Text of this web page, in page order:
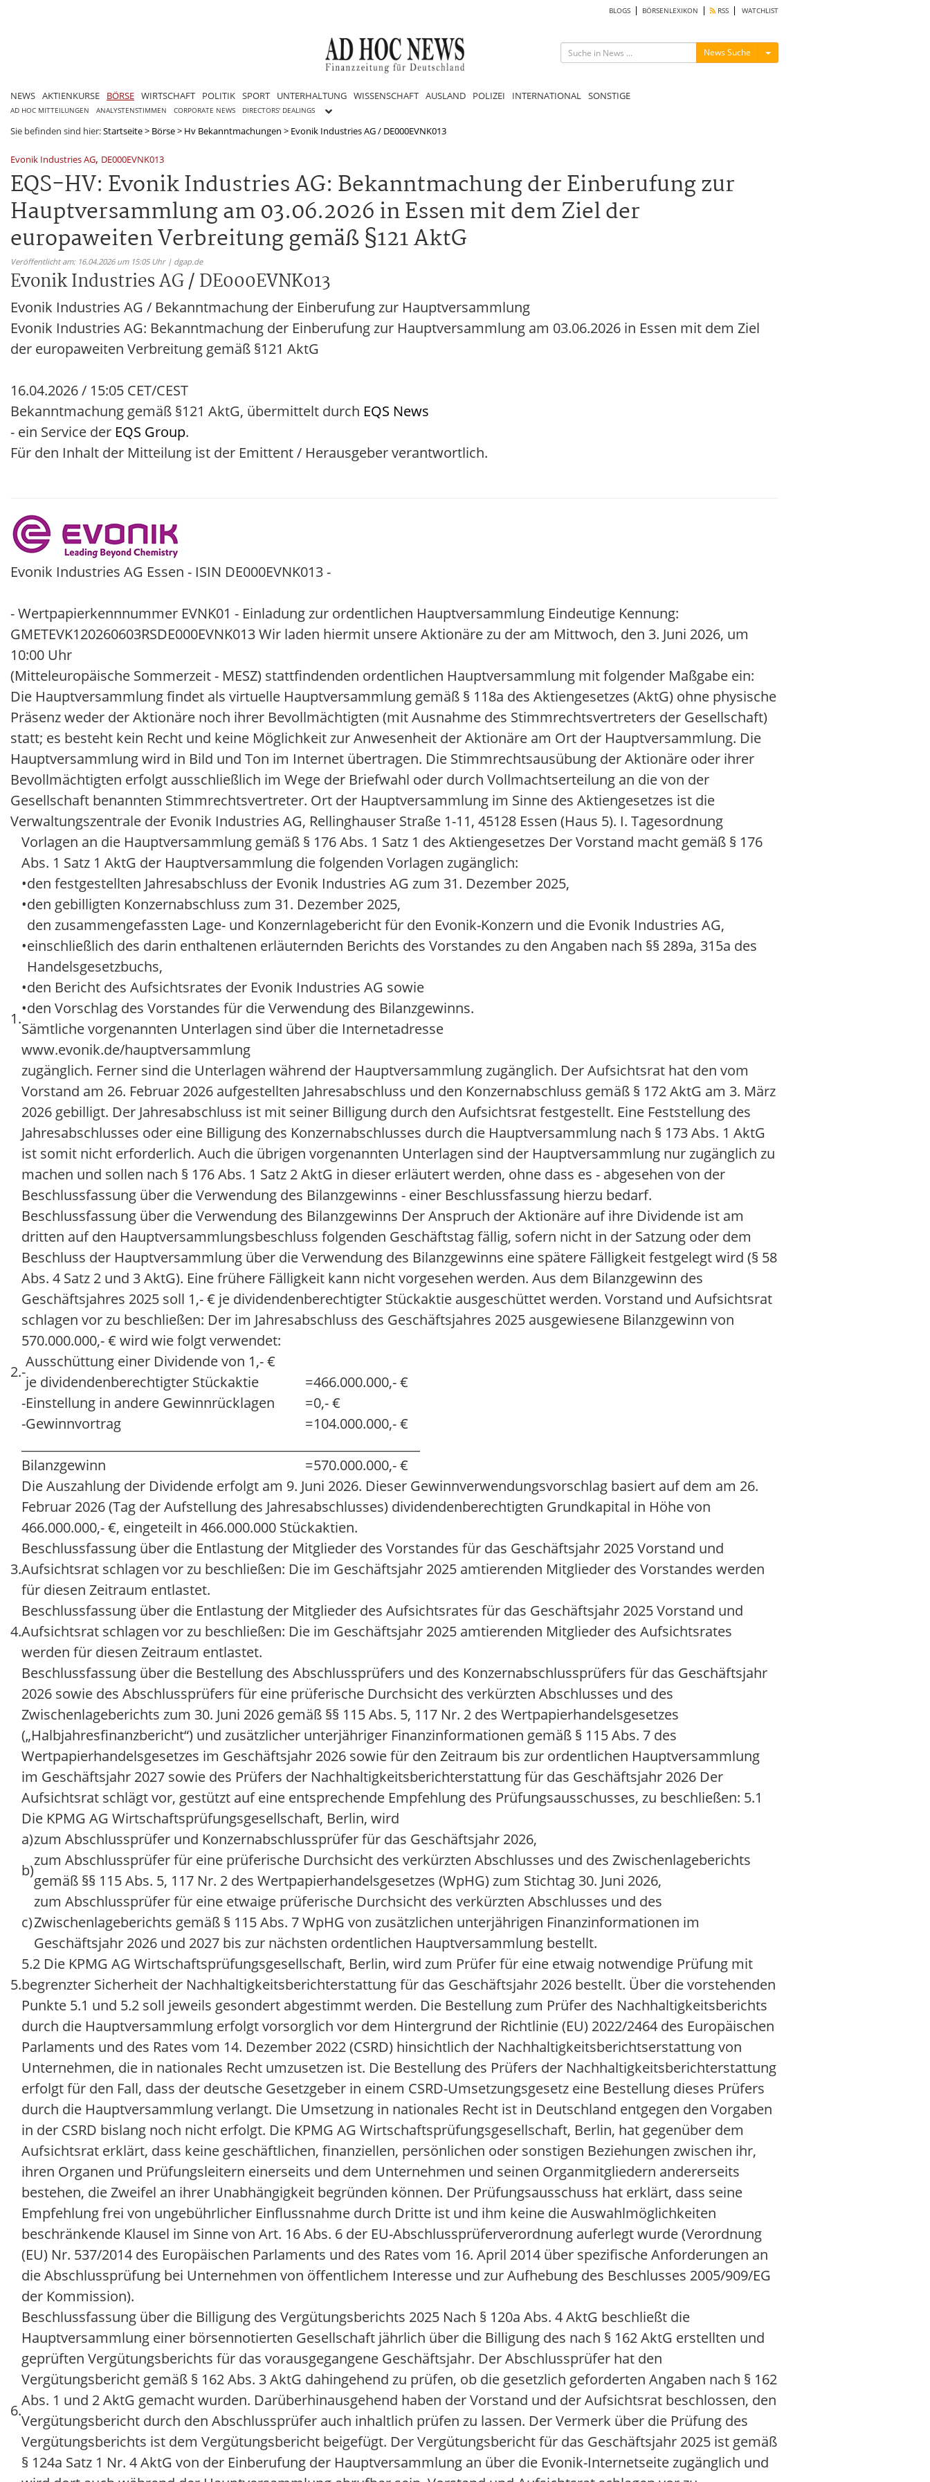
BLOGS BÖRSENLEXIKON RSS WATCHLIST
News Suche Menü ein-/ausblenden
NEWS AKTIENKURSE BÖRSE WIRTSCHAFT POLITIK SPORT UNTERHALTUNG WISSENSCHAFT AUSLAND POLIZEI INTERNATIONAL SONSTIGE
AD HOC MITTEILUNGEN ANALYSTENSTIMMEN CORPORATE NEWS DIRECTORS' DEALINGS
Sie befinden sind hier:Startseite> Börse> Hv Bekanntmachungen > Evonik Industries AG / DE000EVNK013
Evonik Industries AG, DE000EVNK013
EQS-HV: Evonik Industries AG: Bekanntmachung der Einberufung zur
Hauptversammlung am 03.06.2026 in Essen mit dem Ziel der
europaweiten Verbreitung gemäß §121 AktG
Veröffentlicht am: 16.04.2026 um 15:05 Uhr | dgap.de
Evonik Industries AG / DE000EVNK013
Evonik Industries AG / Bekanntmachung der Einberufung zur Hauptversammlung
Evonik Industries AG: Bekanntmachung der Einberufung zur Hauptversammlung am 03.06.2026 in Essen mit dem Ziel
der europaweiten Verbreitung gemäß §121 AktG
16.04.2026 / 15:05 CET/CEST
Bekanntmachung gemäß §121 AktG, übermittelt durch EQS News
- ein Service der EQS Group.
Für den Inhalt der Mitteilung ist der Emittent / Herausgeber verantwortlich.
Evonik Industries AG Essen - ISIN DE000EVNK013 -
- Wertpapierkennnummer EVNK01 - Einladung zur ordentlichen Hauptversammlung Eindeutige Kennung:
GMETEVK120260603RSDE000EVNK013 Wir laden hiermit unsere Aktionäre zu der am Mittwoch, den 3. Juni 2026, um
10:00 Uhr
(Mitteleuropäische Sommerzeit - MESZ) stattfindenden ordentlichen Hauptversammlung mit folgender Maßgabe ein:
Die Hauptversammlung findet als virtuelle Hauptversammlung gemäß § 118a des Aktiengesetzes (AktG) ohne physische
Präsenz weder der Aktionäre noch ihrer Bevollmächtigten (mit Ausnahme des Stimmrechtsvertreters der Gesellschaft)
statt; es besteht kein Recht und keine Möglichkeit zur Anwesenheit der Aktionäre am Ort der Hauptversammlung. Die
Hauptversammlung wird in Bild und Ton im Internet übertragen. Die Stimmrechtsausübung der Aktionäre oder ihrer
Bevollmächtigten erfolgt ausschließlich im Wege der Briefwahl oder durch Vollmachtserteilung an die von der
Gesellschaft benannten Stimmrechtsvertreter. Ort der Hauptversammlung im Sinne des Aktiengesetzes ist die
Verwaltungszentrale der Evonik Industries AG, Rellinghauser Straße 1-11, 45128 Essen (Haus 5). I. Tagesordnung
1.
Vorlagen an die Hauptversammlung gemäß § 176 Abs. 1 Satz 1 des Aktiengesetzes Der Vorstand macht gemäß § 176
Abs. 1 Satz 1 AktG der Hauptversammlung die folgenden Vorlagen zugänglich:
•den festgestellten Jahresabschluss der Evonik Industries AG zum 31. Dezember 2025,
•den gebilligten Konzernabschluss zum 31. Dezember 2025,
•
den zusammengefassten Lage- und Konzernlagebericht für den Evonik-Konzern und die Evonik Industries AG,
einschließlich des darin enthaltenen erläuternden Berichts des Vorstandes zu den Angaben nach §§ 289a, 315a des
Handelsgesetzbuchs,
•den Bericht des Aufsichtsrates der Evonik Industries AG sowie
•den Vorschlag des Vorstandes für die Verwendung des Bilanzgewinns.
Sämtliche vorgenannten Unterlagen sind über die Internetadresse
www.evonik.de/hauptversammlung
zugänglich. Ferner sind die Unterlagen während der Hauptversammlung zugänglich. Der Aufsichtsrat hat den vom
Vorstand am 26. Februar 2026 aufgestellten Jahresabschluss und den Konzernabschluss gemäß § 172 AktG am 3. März
2026 gebilligt. Der Jahresabschluss ist mit seiner Billigung durch den Aufsichtsrat festgestellt. Eine Feststellung des
Jahresabschlusses oder eine Billigung des Konzernabschlusses durch die Hauptversammlung nach § 173 Abs. 1 AktG
ist somit nicht erforderlich. Auch die übrigen vorgenannten Unterlagen sind der Hauptversammlung nur zugänglich zu
machen und sollen nach § 176 Abs. 1 Satz 2 AktG in dieser erläutert werden, ohne dass es - abgesehen von der
Beschlussfassung über die Verwendung des Bilanzgewinns - einer Beschlussfassung hierzu bedarf.
2.
Beschlussfassung über die Verwendung des Bilanzgewinns Der Anspruch der Aktionäre auf ihre Dividende ist am
dritten auf den Hauptversammlungsbeschluss folgenden Geschäftstag fällig, sofern nicht in der Satzung oder dem
Beschluss der Hauptversammlung über die Verwendung des Bilanzgewinns eine spätere Fälligkeit festgelegt wird (§ 58
Abs. 4 Satz 2 und 3 AktG). Eine frühere Fälligkeit kann nicht vorgesehen werden. Aus dem Bilanzgewinn des
Geschäftsjahres 2025 soll 1,- € je dividendenberechtigter Stückaktie ausgeschüttet werden. Vorstand und Aufsichtsrat
schlagen vor zu beschließen: Der im Jahresabschluss des Geschäftsjahres 2025 ausgewiesene Bilanzgewinn von
570.000.000,- € wird wie folgt verwendet:
-
Ausschüttung einer Dividende von 1,- €
je dividendenberechtigter Stückaktie
=466.000.000,- €
-Einstellung in andere Gewinnrücklagen =0,- €
-Gewinnvortrag =104.000.000,- €
Bilanzgewinn
=570.000.000,- €
Die Auszahlung der Dividende erfolgt am 9. Juni 2026. Dieser Gewinnverwendungsvorschlag basiert auf dem am 26.
Februar 2026 (Tag der Aufstellung des Jahresabschlusses) dividendenberechtigten Grundkapital in Höhe von
466.000.000,- €, eingeteilt in 466.000.000 Stückaktien.
3.
Beschlussfassung über die Entlastung der Mitglieder des Vorstandes für das Geschäftsjahr 2025 Vorstand und
Aufsichtsrat schlagen vor zu beschließen: Die im Geschäftsjahr 2025 amtierenden Mitglieder des Vorstandes werden
für diesen Zeitraum entlastet.
4.
Beschlussfassung über die Entlastung der Mitglieder des Aufsichtsrates für das Geschäftsjahr 2025 Vorstand und
Aufsichtsrat schlagen vor zu beschließen: Die im Geschäftsjahr 2025 amtierenden Mitglieder des Aufsichtsrates
werden für diesen Zeitraum entlastet.
5.
Beschlussfassung über die Bestellung des Abschlussprüfers und des Konzernabschlussprüfers für das Geschäftsjahr
2026 sowie des Abschlussprüfers für eine prüferische Durchsicht des verkürzten Abschlusses und des
Zwischenlageberichts zum 30. Juni 2026 gemäß §§ 115 Abs. 5, 117 Nr. 2 des Wertpapierhandelsgesetzes
(„Halbjahresfinanzbericht“) und zusätzlicher unterjähriger Finanzinformationen gemäß § 115 Abs. 7 des
Wertpapierhandelsgesetzes im Geschäftsjahr 2026 sowie für den Zeitraum bis zur ordentlichen Hauptversammlung
im Geschäftsjahr 2027 sowie des Prüfers der Nachhaltigkeitsberichterstattung für das Geschäftsjahr 2026 Der
Aufsichtsrat schlägt vor, gestützt auf eine entsprechende Empfehlung des Prüfungsausschusses, zu beschließen: 5.1
Die KPMG AG Wirtschaftsprüfungsgesellschaft, Berlin, wird
a)zum Abschlussprüfer und Konzernabschlussprüfer für das Geschäftsjahr 2026,
b)
zum Abschlussprüfer für eine prüferische Durchsicht des verkürzten Abschlusses und des Zwischenlageberichts
gemäß §§ 115 Abs. 5, 117 Nr. 2 des Wertpapierhandelsgesetzes (WpHG) zum Stichtag 30. Juni 2026,
c)
zum Abschlussprüfer für eine etwaige prüferische Durchsicht des verkürzten Abschlusses und des
Zwischenlageberichts gemäß § 115 Abs. 7 WpHG von zusätzlichen unterjährigen Finanzinformationen im
Geschäftsjahr 2026 und 2027 bis zur nächsten ordentlichen Hauptversammlung bestellt.
5.2 Die KPMG AG Wirtschaftsprüfungsgesellschaft, Berlin, wird zum Prüfer für eine etwaig notwendige Prüfung mit
begrenzter Sicherheit der Nachhaltigkeitsberichterstattung für das Geschäftsjahr 2026 bestellt. Über die vorstehenden
Punkte 5.1 und 5.2 soll jeweils gesondert abgestimmt werden. Die Bestellung zum Prüfer des Nachhaltigkeitsberichts
durch die Hauptversammlung erfolgt vorsorglich vor dem Hintergrund der Richtlinie (EU) 2022/2464 des Europäischen
Parlaments und des Rates vom 14. Dezember 2022 (CSRD) hinsichtlich der Nachhaltigkeitsberichtserstattung von
Unternehmen, die in nationales Recht umzusetzen ist. Die Bestellung des Prüfers der Nachhaltigkeitsberichterstattung
erfolgt für den Fall, dass der deutsche Gesetzgeber in einem CSRD-Umsetzungsgesetz eine Bestellung dieses Prüfers
durch die Hauptversammlung verlangt. Die Umsetzung in nationales Recht ist in Deutschland entgegen den Vorgaben
in der CSRD bislang noch nicht erfolgt. Die KPMG AG Wirtschaftsprüfungsgesellschaft, Berlin, hat gegenüber dem
Aufsichtsrat erklärt, dass keine geschäftlichen, finanziellen, persönlichen oder sonstigen Beziehungen zwischen ihr,
ihren Organen und Prüfungsleitern einerseits und dem Unternehmen und seinen Organmitgliedern andererseits
bestehen, die Zweifel an ihrer Unabhängigkeit begründen können. Der Prüfungsausschuss hat erklärt, dass seine
Empfehlung frei von ungebührlicher Einflussnahme durch Dritte ist und ihm keine die Auswahlmöglichkeiten
beschränkende Klausel im Sinne von Art. 16 Abs. 6 der EU-Abschlussprüferverordnung auferlegt wurde (Verordnung
(EU) Nr. 537/2014 des Europäischen Parlaments und des Rates vom 16. April 2014 über spezifische Anforderungen an
die Abschlussprüfung bei Unternehmen von öffentlichem Interesse und zur Aufhebung des Beschlusses 2005/909/EG
der Kommission).
6.
Beschlussfassung über die Billigung des Vergütungsberichts 2025 Nach § 120a Abs. 4 AktG beschließt die
Hauptversammlung einer börsennotierten Gesellschaft jährlich über die Billigung des nach § 162 AktG erstellten und
geprüften Vergütungsberichts für das vorausgegangene Geschäftsjahr. Der Abschlussprüfer hat den
Vergütungsbericht gemäß § 162 Abs. 3 AktG dahingehend zu prüfen, ob die gesetzlich geforderten Angaben nach § 162
Abs. 1 und 2 AktG gemacht wurden. Darüberhinausgehend haben der Vorstand und der Aufsichtsrat beschlossen, den
Vergütungsbericht durch den Abschlussprüfer auch inhaltlich prüfen zu lassen. Der Vermerk über die Prüfung des
Vergütungsberichts ist dem Vergütungsbericht beigefügt. Der Vergütungsbericht für das Geschäftsjahr 2025 ist gemäß
§ 124a Satz 1 Nr. 4 AktG von der Einberufung der Hauptversammlung an über die Evonik-Internetseite zugänglich und